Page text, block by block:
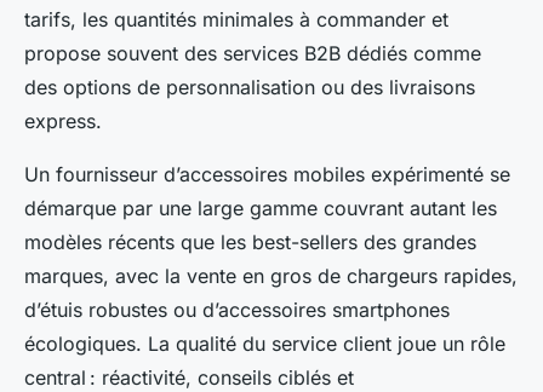
tarifs, les quantités minimales à commander et
propose souvent des services B2B dédiés comme
des options de personnalisation ou des livraisons
express.
Un fournisseur d’accessoires mobiles expérimenté se
démarque par une large gamme couvrant autant les
modèles récents que les best-sellers des grandes
marques, avec la vente en gros de chargeurs rapides,
d’étuis robustes ou d’accessoires smartphones
écologiques. La qualité du service client joue un rôle
central : réactivité, conseils ciblés et